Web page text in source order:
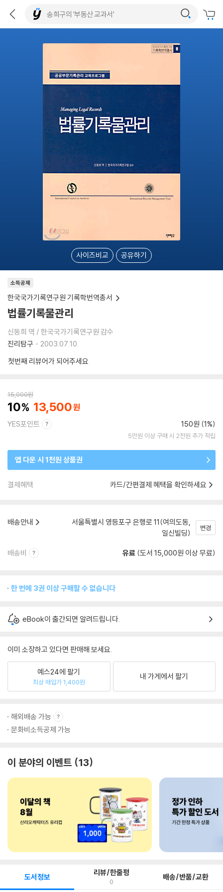
사이즈비교 공유하기
소득공제
한국국가기록연구원 기록학번역총서
법률기록물관리
신동희 역 / 한국국가기록연구원 감수
진리탐구
2003.07.10.
첫번째 리뷰어가 되어주세요
15,000원
10 13,500
YES포인트 150원 (1%)
5만원 이상 구매 시 2천원 추가 적립
앱 다운 시 1천원 상품권
결제혜택 카드/간편결제 혜택을 확인하세요
배송안내
서울특별시 영등포구 은행로 11(여의도동,
일신빌딩)
변경
배송비 유료 (도서 15,000원 이상 무료)
한 번에 3권 이상 구매할 수 없습니다
eBook이 출간되면 알려드립니다.
이미 소장하고 있다면 판매해 보세요.
예스24에 팔기
최상 매입가 1,400원
내 가게에서 팔기
해외배송 가능
문화비소득공제 가능
이 분야의 이벤트 13
도서정보 리뷰/한줄평
0 배송/반품/교환